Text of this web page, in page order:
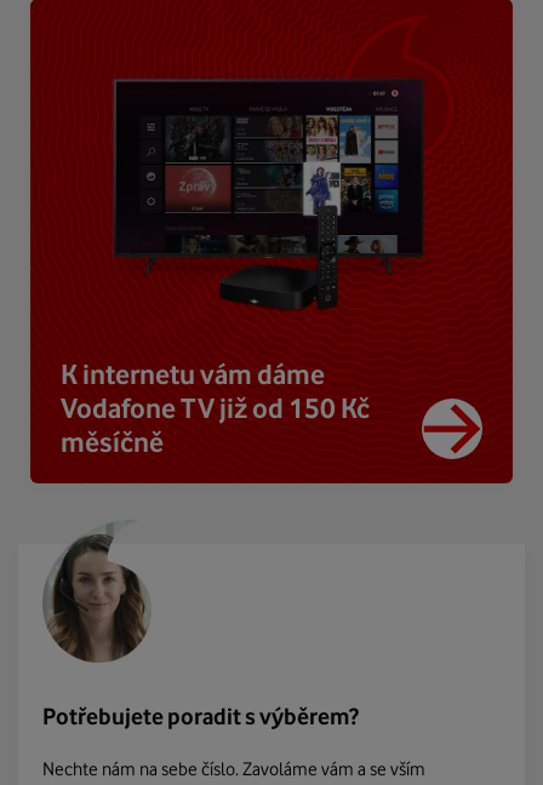
K internetu vám dáme
Vodafone TV již od 150 Kč
měsíčně
Potřebujete poradit s výběrem?
Nechte nám na sebe číslo. Zavoláme vám a se vším